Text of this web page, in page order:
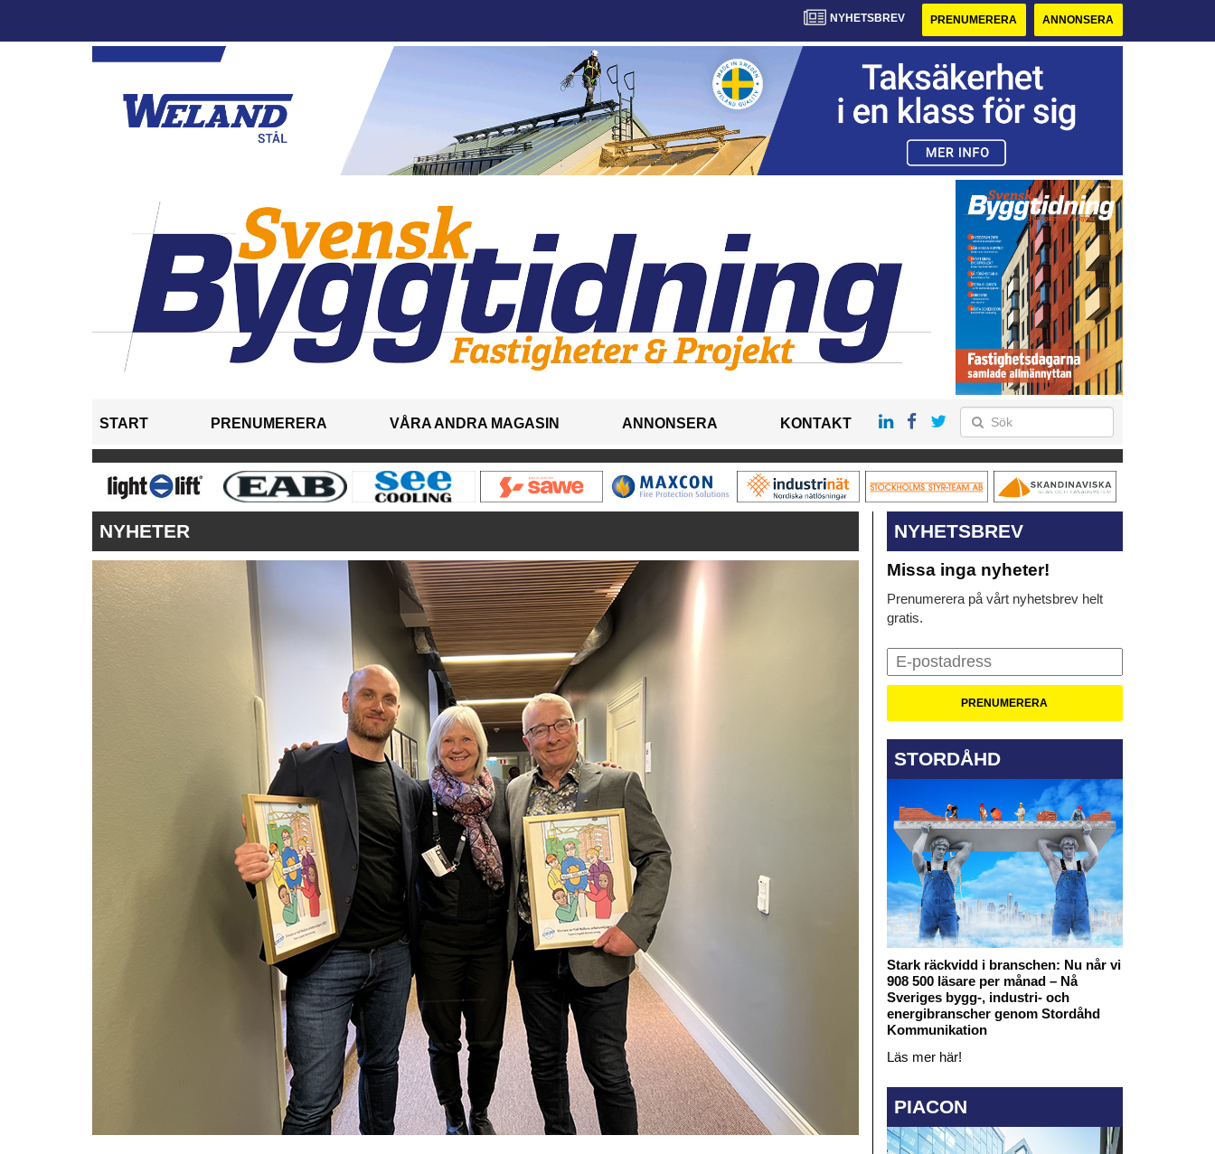
NYHETSBREV PRENUMERERA ANNONSERA
START PRENUMERERA VÅRA ANDRA MAGASIN ANNONSERA KONTAKT
NYHETER NYHETSBREV
Missa inga nyheter!
Prenumerera på vårt nyhetsbrev helt
gratis.
STORDÅHD
Stark räckvidd i branschen: Nu når vi
908 500 läsare per månad – Nå
Sveriges bygg-, industri- och
energibranscher genom Stordåhd
Kommunikation
Läs mer här!
PIACON